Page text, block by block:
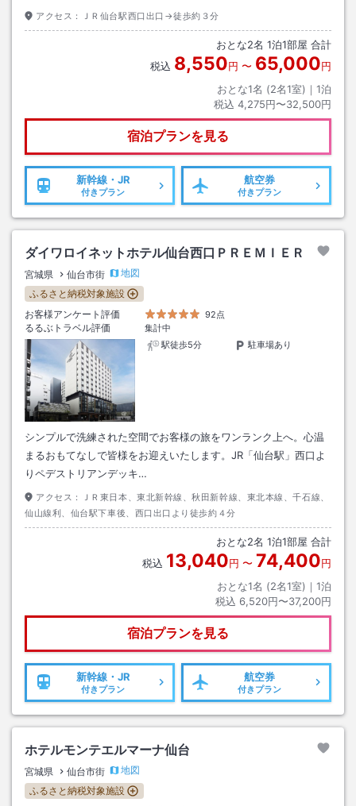
アクセス： ＪＲ仙台駅西口出口→徒歩約３分
おとな2名 1泊1部屋 合計
税込 8,550円 〜 65,000円
おとな1名 (2名1室)｜ 1泊
税込 4,275円〜32,500円
宿泊プランを見る
新幹線・JR
付きプラン
航空券
付きプラン
ダイワロイネットホテル仙台西口ＰＲＥＭＩＥＲ
宮城県 仙台市街
地図
ふるさと納税対象施設
お客様アンケート評価
92点
るるぶトラベル評価
集計中
駅徒歩5分
駐車場あり
シンプルで洗練された空間でお客様の旅をワンランク上へ。心温
まるおもてなしで皆様をお迎えいたします。JR「仙台駅」西口よ
りペデストリアンデッキ…
アクセス：
ＪＲ東日本、東北新幹線、秋田新幹線、東北本線、千石線、
仙山線利、仙台駅下車後、西口出口より徒歩約４分
おとな2名 1泊1部屋 合計
税込 13,040円 〜 74,400円
おとな1名 (2名1室)｜ 1泊
税込 6,520円〜37,200円
宿泊プランを見る
新幹線・JR
付きプラン
航空券
付きプラン
ホテルモンテエルマーナ仙台
宮城県 仙台市街
地図
ふるさと納税対象施設